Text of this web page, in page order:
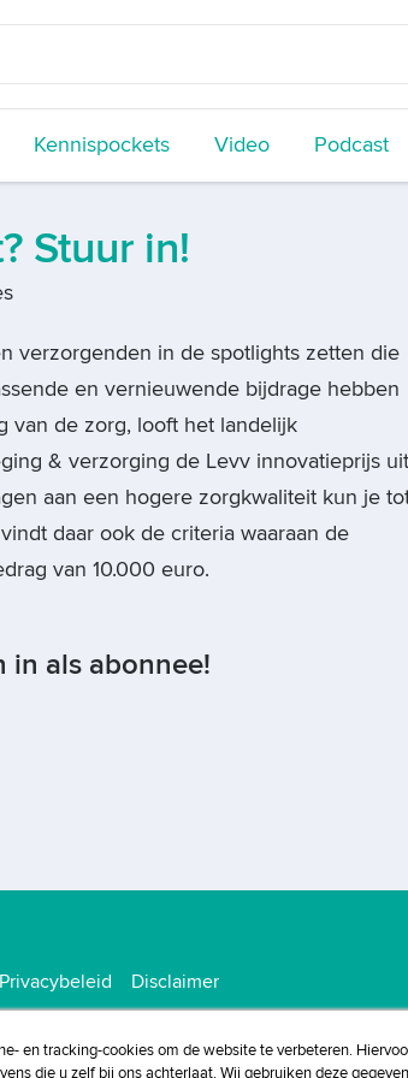
Kennispockets Video Podcast
Stuur in!
verzorgenden in de spotlights zetten die
en vernieuwende bijdrage hebben
van de zorg, looft het landelijk
& verzorging de Levv innovatieprijs
aan een hogere zorgkwaliteit kun je
daar ook de criteria waaraan de
van 10.000 euro.
in als abonnee!
Privacybeleid Disclaimer
en tracking-cookies om de website te verbeteren.
die u zelf bij ons achterlaat. Wij gebruiken deze